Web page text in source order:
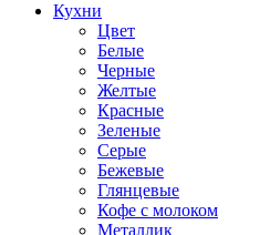
Кухни
Цвет
Белые
Черные
Желтые
Красные
Зеленые
Серые
Бежевые
Глянцевые
Кофе с молоком
Металлик